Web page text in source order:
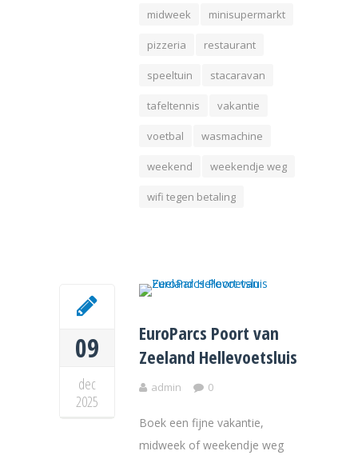
midweek minisupermarkt
pizzeria restaurant
speeltuin stacaravan
tafeltennis vakantie
voetbal wasmachine
weekend weekendje weg
wifi tegen betaling
09
dec
2025
EuroParcs Poort van
Zeeland Hellevoetsluis
admin 0
Boek een fijne vakantie,
midweek of weekendje weg